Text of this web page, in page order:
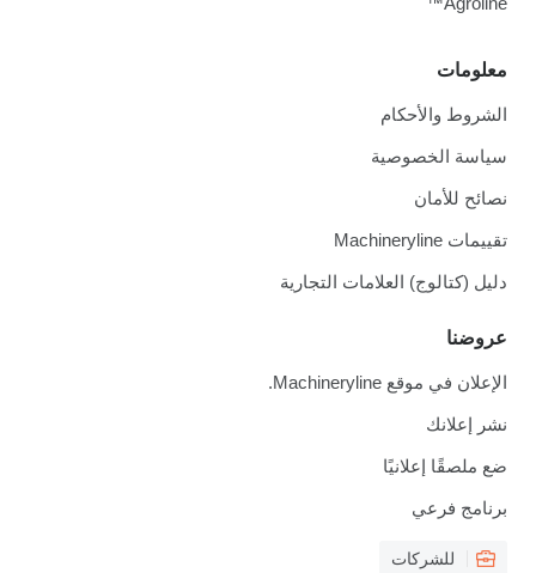
معلومات
الشروط والأحكام
سياسة الخصوصية
نصائح للأمان
تقييمات Machineryline
دليل (كتالوج) العلامات التجارية
عروضنا
الإعلان في موقع Machineryline.
نشر إعلانك
ضع ملصقًا إعلانيًا
برنامج فرعي
للشركات